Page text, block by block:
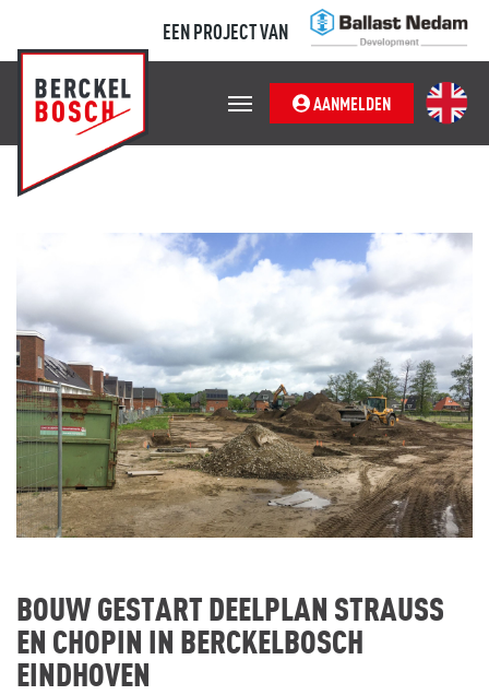
EEN PROJECT VAN
AANMELDEN
BOUW GESTART DEELPLAN STRAUSS
EN CHOPIN IN BERCKELBOSCH
EINDHOVEN